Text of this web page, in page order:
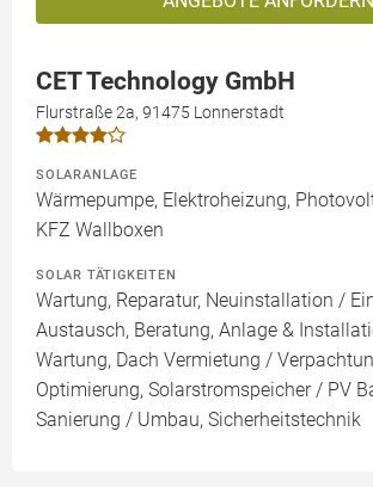
CET Technology GmbH
Flurstraße 2a, 91475 Lonnerstadt
SOLARANLAGE
Wärmepumpe, Elektroheizung,
KFZ Wallboxen
SOLAR TÄTIGKEITEN
Wartung, Reparatur, Neuinstallation /
Austausch, Beratung, Anlage &
Wartung, Dach Vermietung /
Optimierung, Solarstromspeicher / PV
Sanierung / Umbau, Sicherheitstechnik